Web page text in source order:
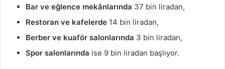
Bar ve eğlence mekânlarında 37 bin liradan,
Restoran ve kafelerde 14 bin liradan,
Berber ve kuaför salonlarında 3 bin liradan,
Spor salonlarında ise 9 bin liradan başlıyor.